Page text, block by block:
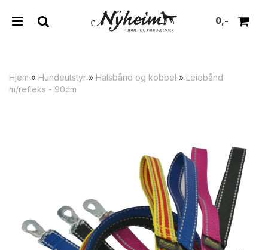
0,-
Hjem » Hundeutstyr » Halsbånd og kobbel » Leiebånd
m/refleks - 90cm